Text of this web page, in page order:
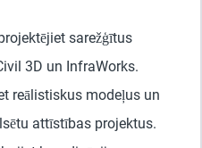
sarežģītus
3D un InfraWorks.
reālistiskus modeļus un
attīstības projektus.